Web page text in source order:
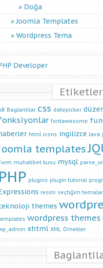
Doğa
Joomla Templates
Wordpress Tema
Developer
Etiketler
Baglantilar css datepicker
fontawesome
html icons ingilizce Java
templates
muhabbet kusu mysql
plugins plugin tutorial
resim seçtiğim temalar
themes
wordpress themes
xhtml XML Örnekler